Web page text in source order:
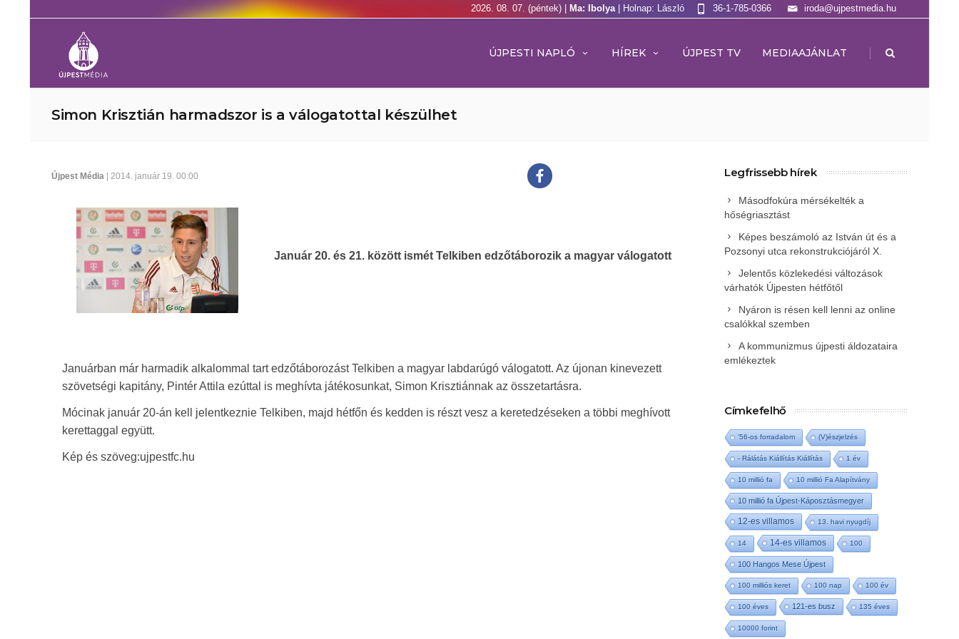
2026. 08. 07. (péntek) | Ma: Ibolya | Holnap: László iroda@ujpestmedia.hu
36-1-785-0366
ÚJPESTI NAPLÓ HÍREK ÚJPEST TV MEDIAAJÁNLAT |
Simon Krisztián harmadszor is a válogatottal készülhet
Újpest Média | 2014. január 19. 00:00
Január 20. és 21. között ismét Telkiben edzőtáborozik a magyar válogatott
Januárban már harmadik alkalommal tart edzőtáborozást Telkiben a magyar labdarúgó válogatott. Az újonan kinevezett
szövetségi kapitány, Pintér Attila ezúttal is meghívta játékosunkat, Simon Krisztiánnak az összetartásra.
Mócinak január 20-án kell jelentkeznie Telkiben, majd hétfőn és kedden is részt vesz a keretedzéseken a többi meghívott
kerettaggal együtt.
Kép és szöveg:ujpestfc.hu
Legfrissebb hírek
Másodfokúra mérsékelték a
hőségriasztást
Képes beszámoló az István út és a
Pozsonyi utca rekonstrukciójáról X.
Jelentős közlekedési változások
várhatók Újpesten hétfőtől
Nyáron is résen kell lenni az online
csalókkal szemben
A kommunizmus újpesti áldozataira
emlékeztek
Címkefelhő
'56-os forradalom (V)észjelzés
- Rálátás Kiállítás Kiállítás 1 év
10 millió fa 10 millió Fa Alapítvány
10 millió fa Újpest-Káposztásmegyer
12-es villamos 13. havi nyugdíj
14 14-es villamos 100
100 Hangos Mese Újpest
100 milliós keret 100 nap 100 év
100 éves 121-es busz 135 éves
10000 forint